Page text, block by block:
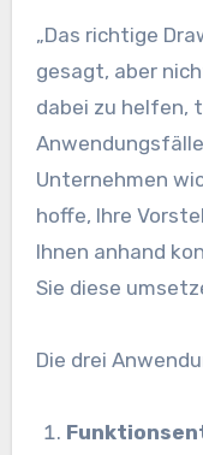
„Das richtige
gesagt, aber
dabei zu helfen,
Unternehmen
hoffe, Ihre
Ihnen anhand
Sie diese
Die drei